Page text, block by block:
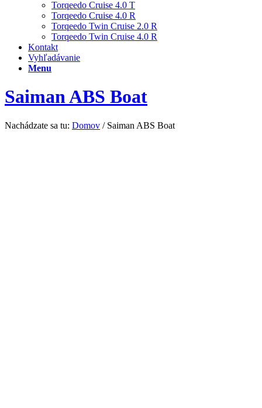
Torqeedo Cruise 4.0 T
Torqeedo Cruise 4.0 R
Torqeedo Twin Cruise 2.0 R
Torqeedo Twin Cruise 4.0 R
Kontakt
Vyhľadávanie
Menu
Saiman ABS Boat
Nachádzate sa tu: Domov / Saiman ABS Boat